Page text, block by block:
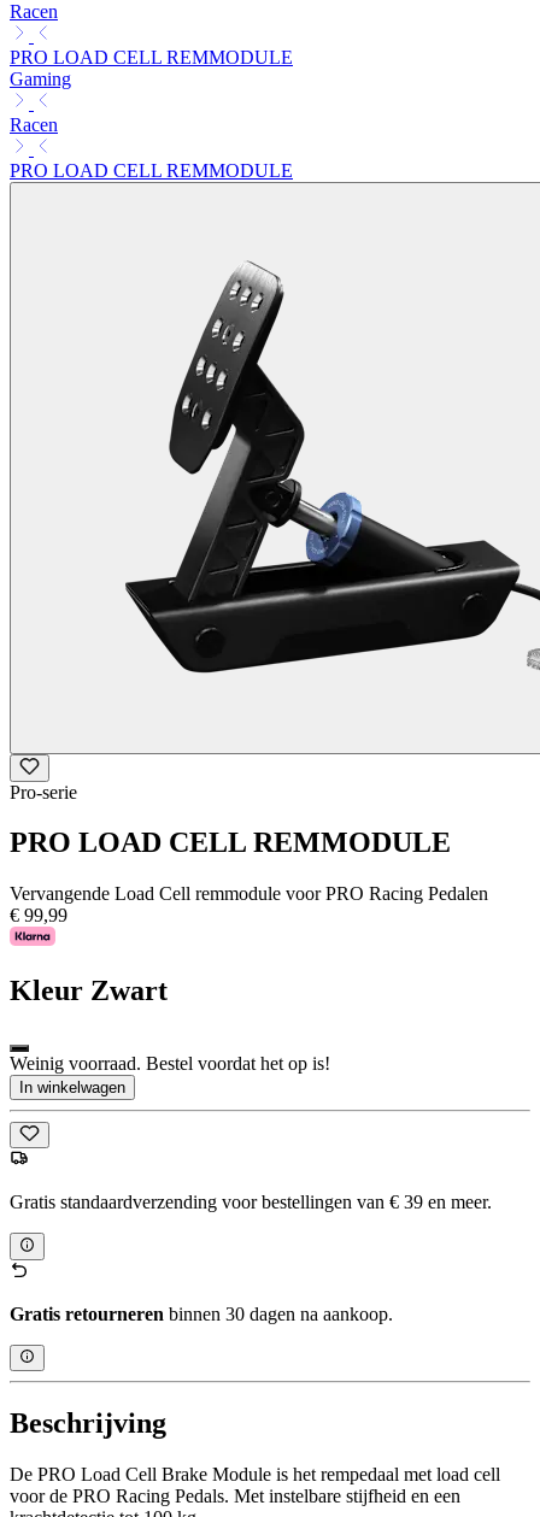
Racen
PRO LOAD CELL REMMODULE
Gaming
Racen
PRO LOAD CELL REMMODULE
Pro-serie
PRO LOAD CELL REMMODULE
Vervangende Load Cell remmodule voor PRO Racing Pedalen
€ 99,99
Kleur Zwart
Weinig voorraad. Bestel voordat het op is!
In winkelwagen
Gratis standaardverzending voor bestellingen van € 39 en meer.
Gratis retourneren binnen 30 dagen na aankoop.
Beschrijving
De PRO Load Cell Brake Module is het rempedaal met load cell
voor de PRO Racing Pedals. Met instelbare stijfheid en een